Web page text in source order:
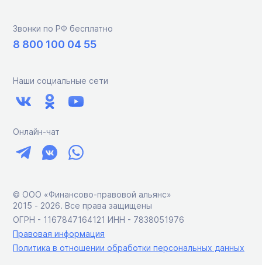
Звонки по РФ бесплатно
8 800 100 04 55
Наши социальные сети
Онлайн-чат
© ООО «Финансово-правовой альянс»
2015 ‑ 2026. Все права защищены
ОГРН - 1167847164121 ИНН - 7838051976
Правовая информация
Политика в отношении обработки персональных данных